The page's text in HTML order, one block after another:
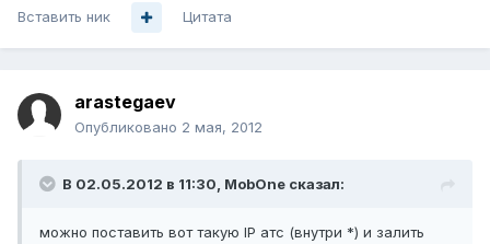
Вставить ник Цитата
arastegaev
Опубликовано 2 мая, 2012
В 02.05.2012 в 11:30, MobOne сказал:
можно поставить вот такую IP атс (внутри *) и залить